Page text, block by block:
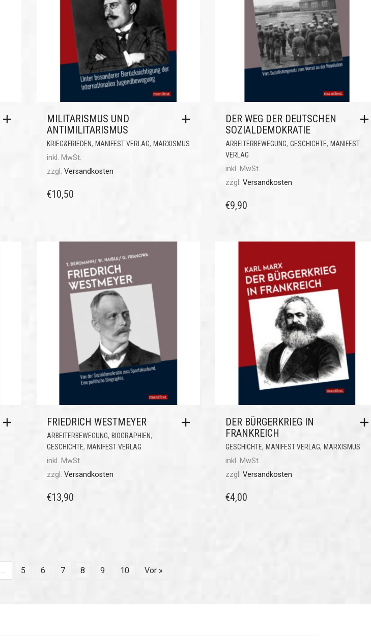
MILITARISMUS UND
ANTIMILITARISMUS
KRIEG&FRIEDEN, MANIFEST VERLAG, MARXISMUS
inkl. MwSt.
zzgl. Versandkosten
€10,50
DER WEG DER DEUTSCHEN
SOZIALDEMOKRATIE
ARBEITERBEWEGUNG, GESCHICHTE, MANIFEST
VERLAG
inkl. MwSt.
zzgl. Versandkosten
€9,90
FRIEDRICH WESTMEYER
ARBEITERBEWEGUNG, BIOGRAPHIEN,
GESCHICHTE, MANIFEST VERLAG
inkl. MwSt.
zzgl. Versandkosten
€13,90
DER BÜRGERKRIEG IN
FRANKREICH
GESCHICHTE, MANIFEST VERLAG, MARXISMUS
inkl. MwSt.
zzgl. Versandkosten
€4,00
… 5 6 7 8 9 10 Vor »